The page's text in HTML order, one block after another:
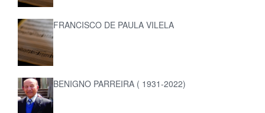
FRANCISCO DE PAULA VILELA
BENIGNO PARREIRA ( 1931-2022)